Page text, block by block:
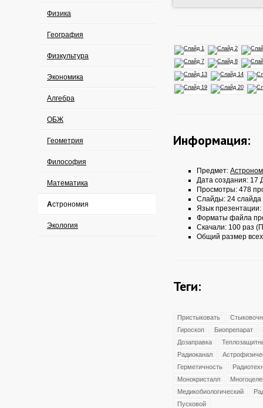
Физика
География
Физкультура
Экономика
Алгебра
ОБЖ
Геометрия
Философия
Математика
Астрономия
Экология
Информация:
Предмет:
Дата создания: 17
Просмотры: 478
Слайды: 24 слайда
Язык презентации:
Форматы файла
Скачали: 100 раз
Общий размер
Теги:
Пристыковать
Гироскоп
Биопрепарат
Дозаправка
Радиоканал
Герметичность
Монокристалл
Медикобиологический
Пусковой